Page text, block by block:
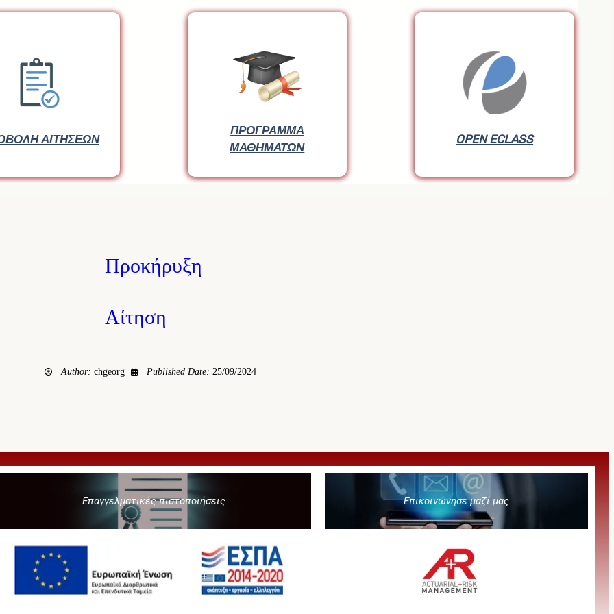
ΑΙΤΗΣΕΩΝ
ΠΡΟΓΡΑΜΜΑ
ΜΑΘΗΜΑΤΩΝ
OPEN ECLASS
ΑΙΤΗΣΕΩΝ
ΠΡΟΓΡΑΜΜΑ
ΜΑΘΗΜΑΤΩΝ
OPEN ECLASS
Προκήρυξη
Αίτηση
Author: chgeorg Published Date: 25/09/2024
Επαγγελματικές πιστοποιήσεις Επικοινώνησε μαζί μας